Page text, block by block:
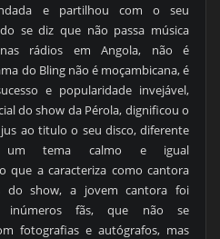
e partilhou com o seu
se diz que não passa música
nas rádios em Angola, não é
do Bling não é moçambicana, é
e popularidade invejável,
do show da Pérola, dignificou o
ao titulo o seu disco, diferente
um tema calmo e igual
que a caracteriza como cantora
do show, a jovem cantora foi
inúmeros fãs, que não se
fotografias e autógrafos, mas